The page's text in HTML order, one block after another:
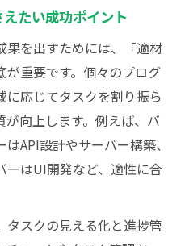
たい成功ポイント
果を出すためには、「適材
重要です。個々のプログ
に応じてタスクを割り振ら
向上します。例えば、バ
API設計やサーバー構築、
ーはUI開発など、適性に合
タスクの見える化と進捗管